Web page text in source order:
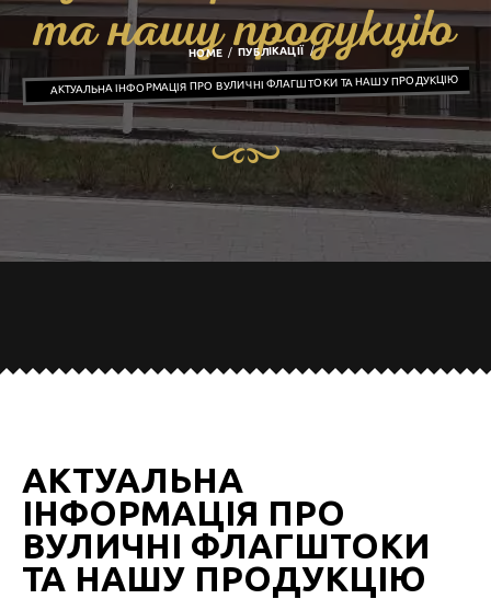
та нашу продукцію
HOME ПУБЛІКАЦІЇ
АКТУАЛЬНА ІНФОРМАЦІЯ ПРО ВУЛИЧНІ ФЛАГШТОКИ ТА НАШУ ПРОДУКЦІЮ
АКТУАЛЬНА
ІНФОРМАЦІЯ ПРО
ВУЛИЧНІ ФЛАГШТОКИ
ТА НАШУ ПРОДУКЦІЮ